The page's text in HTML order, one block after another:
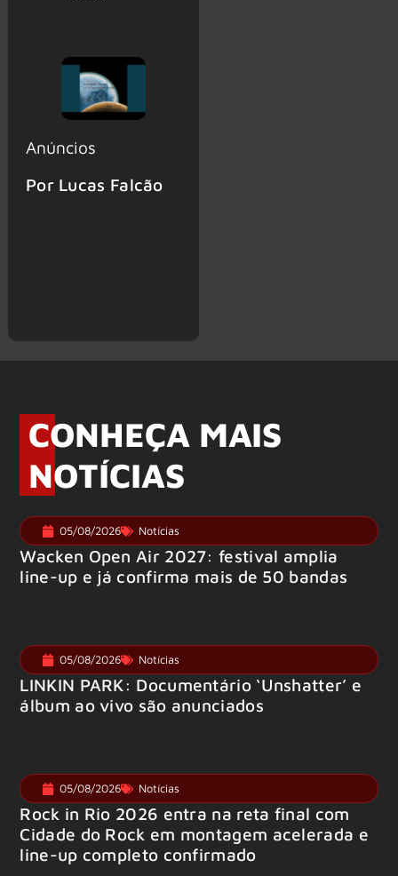
Anúncios
Por Lucas Falcão
CONHEÇA MAIS
NOTÍCIAS
05/08/2026 Notícias
Wacken Open Air 2027: festival amplia
line-up e já confirma mais de 50 bandas
05/08/2026 Notícias
LINKIN PARK: Documentário ‘Unshatter’ e
álbum ao vivo são anunciados
05/08/2026 Notícias
Rock in Rio 2026 entra na reta final com
Cidade do Rock em montagem acelerada e
line-up completo confirmado